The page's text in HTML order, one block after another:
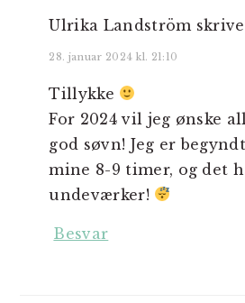
Ulrika Landström
28. januar 2024 kl. 21:10
Tillykke
For 2024 vil jeg ønske
god søvn! Jeg er
mine 8-9 timer, og det
undeværker!
Besvar